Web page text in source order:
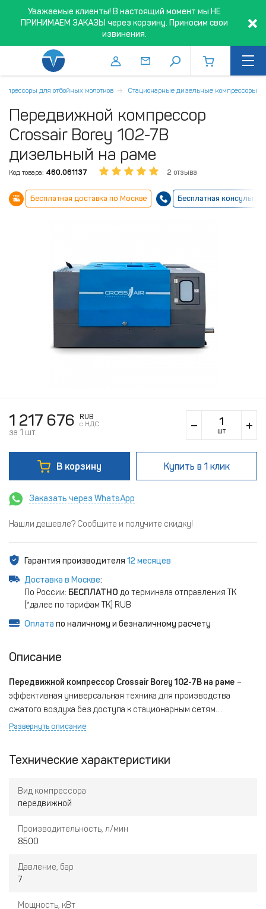
Уважаемые клиенты! В настоящий момент мы НЕ
ПРИНИМАЕМ ЗАКАЗЫ через корзину. Приносим свои
извинения.
для отбойных молотков Стационарные дизельные компрессоры
Передвижной компрессор
Crossair Borey 102-7B
дизельный на раме
Код товара: 460.061137 2 отзыва
Бесплатная доставка по Москве Бесплатная
1 217 676
RUB
c НДС
за 1 шт. шт
В корзину Купить в 1 клик
Заказать через WhatsApp
Нашли дешевле? Сообщите и получите скидку!
Гарантия производителя 12 месяцев
Доставка в Москве:
По России: БЕСПЛАТНО до терминала отправления ТК
(*далее по тарифам ТК) RUB
Оплата по наличному и безналичному расчету
Описание
Передвижной компрессор Crossair Borey 102-7B на раме –
эффективная универсальная техника для производства
сжатого воздуха без доступа к стационарным сетям
энергоснабжения. Комплектуется мощным ДВС, прямой
масляной циркуляцией. Компрессорная станция подходит для
отличается низким уровнем акустических нагрузок и
экономичностью в расходе топлива. Полной заправки бака
10 – 12 часов.
Развернуть описание
Технические характеристики
Вид компрессора
передвижной
Производитель­ность, л/мин
8500
Давление, бар
7
Мощность, кВт